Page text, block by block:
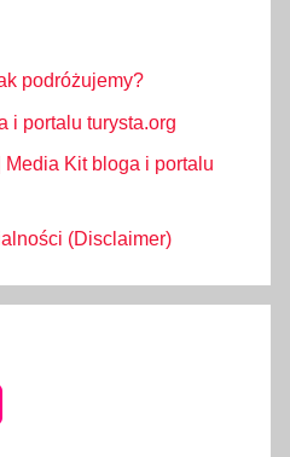
podróżujemy?
i portalu turysta.org
Media Kit bloga i portalu
(Disclaimer)